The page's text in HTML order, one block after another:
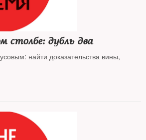
столбе: дубль два
найти доказательства вины,